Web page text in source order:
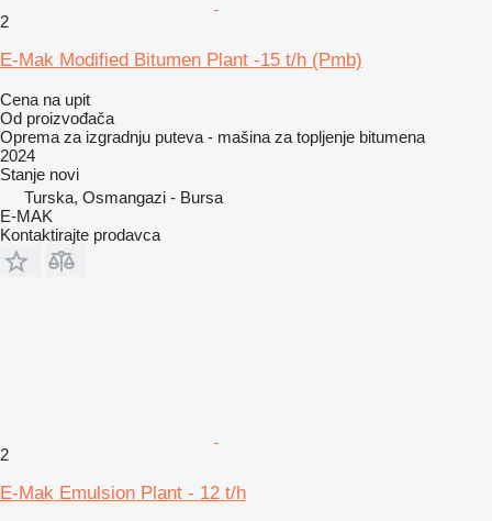
2
E-Mak Modified Bitumen Plant -15 t/h (Pmb)
Cena na upit
Od proizvođača
Oprema za izgradnju puteva - mašina za topljenje bitumena
2024
Stanje novi
Turska, Osmangazi - Bursa
E-MAK
Kontaktirajte prodavca
2
E-Mak Emulsion Plant - 12 t/h